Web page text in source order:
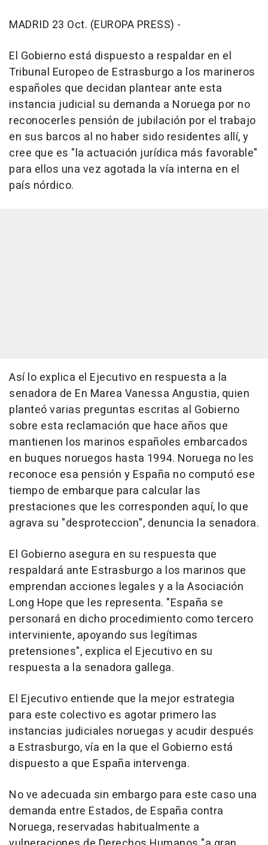
MADRID 23 Oct. (EUROPA PRESS) -
El Gobierno está dispuesto a respaldar en el
Tribunal Europeo de Estrasburgo a los marineros
españoles que decidan plantear ante esta
instancia judicial su demanda a Noruega por no
reconocerles pensión de jubilación por el trabajo
en sus barcos al no haber sido residentes allí, y
cree que es "la actuación jurídica más favorable"
para ellos una vez agotada la vía interna en el
país nórdico.
Así lo explica el Ejecutivo en respuesta a la
senadora de En Marea Vanessa Angustia, quien
planteó varias preguntas escritas al Gobierno
sobre esta reclamación que hace años que
mantienen los marinos españoles embarcados
en buques noruegos hasta 1994. Noruega no les
reconoce esa pensión y España no computó ese
tiempo de embarque para calcular las
prestaciones que les corresponden aquí, lo que
agrava su "desproteccion", denuncia la senadora.
El Gobierno asegura en su respuesta que
respaldará ante Estrasburgo a los marinos que
emprendan acciones legales y a la Asociación
Long Hope que les representa. "España se
personará en dicho procedimiento como tercero
interviniente, apoyando sus legítimas
pretensiones", explica el Ejecutivo en su
respuesta a la senadora gallega.
El Ejecutivo entiende que la mejor estrategia
para este colectivo es agotar primero las
instancias judiciales noruegas y acudir después
a Estrasburgo, vía en la que el Gobierno está
dispuesto a que España intervenga.
No ve adecuada sin embargo para este caso una
demanda entre Estados, de España contra
Noruega, reservadas habitualmente a